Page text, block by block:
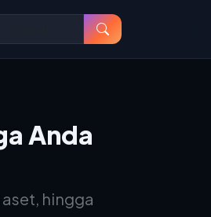
Anda
hingga